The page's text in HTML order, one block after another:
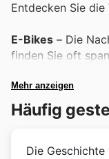
Entdecken Sie
E-Bikes – Die
finden Sie oft
Friday sales sind
Mehr anzeigen
Häufig
Die